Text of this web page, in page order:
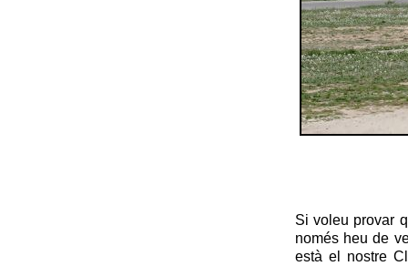
Si voleu provar
només heu de
està el nostre